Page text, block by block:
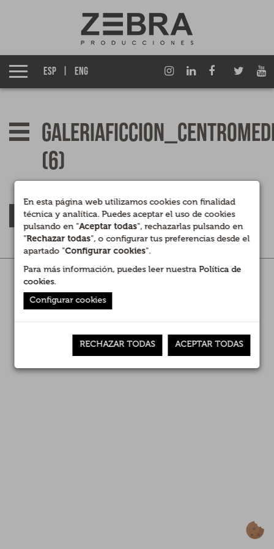
Grupo Izen
Qué hacemos
Entretenimiento TV
Documentales
Contenidos para Marcas y Empresas
Empresas asociadas
Premios
ESP ENG
(6)
VOLVER
Legal | Privacidad | Cookies
En esta página web utilizamos cookies con finalidad
técnica y analítica. Puedes aceptar el uso de cookies
pulsando en "Aceptar todas", rechazarlas pulsando en
"Rechazar todas", o configurar tus preferencias desde el
apartado "Configurar cookies".
Para más información, puedes leer nuestraPolítica de
cookies.
Configurar cookies
RECHAZAR TODAS ACEPTAR TODAS